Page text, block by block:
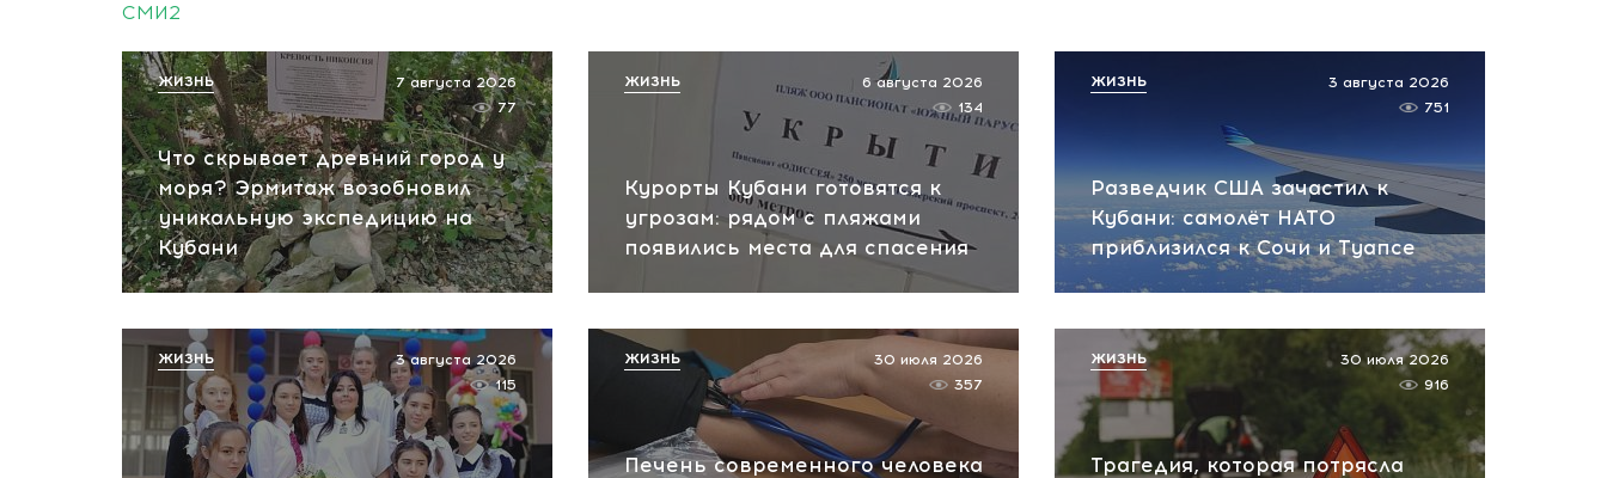
СМИ2
Что скрывает древний город у
моря? Эрмитаж возобновил
уникальную экспедицию на
Кубани
7 августа 2026
77
ЖИЗНЬ
Курорты Кубани готовятся к
угрозам: рядом с пляжами
появились места для спасения
6 августа 2026
134
ЖИЗНЬ
Разведчик США зачастил к
Кубани: самолёт НАТО
приблизился к Сочи и Туапсе
3 августа 2026
751
ЖИЗНЬ
3 августа 2026
115
ЖИЗНЬ
Печень современного человека
30 июля 2026
357
ЖИЗНЬ
Трагедия, которая потрясла
30 июля 2026
916
ЖИЗНЬ